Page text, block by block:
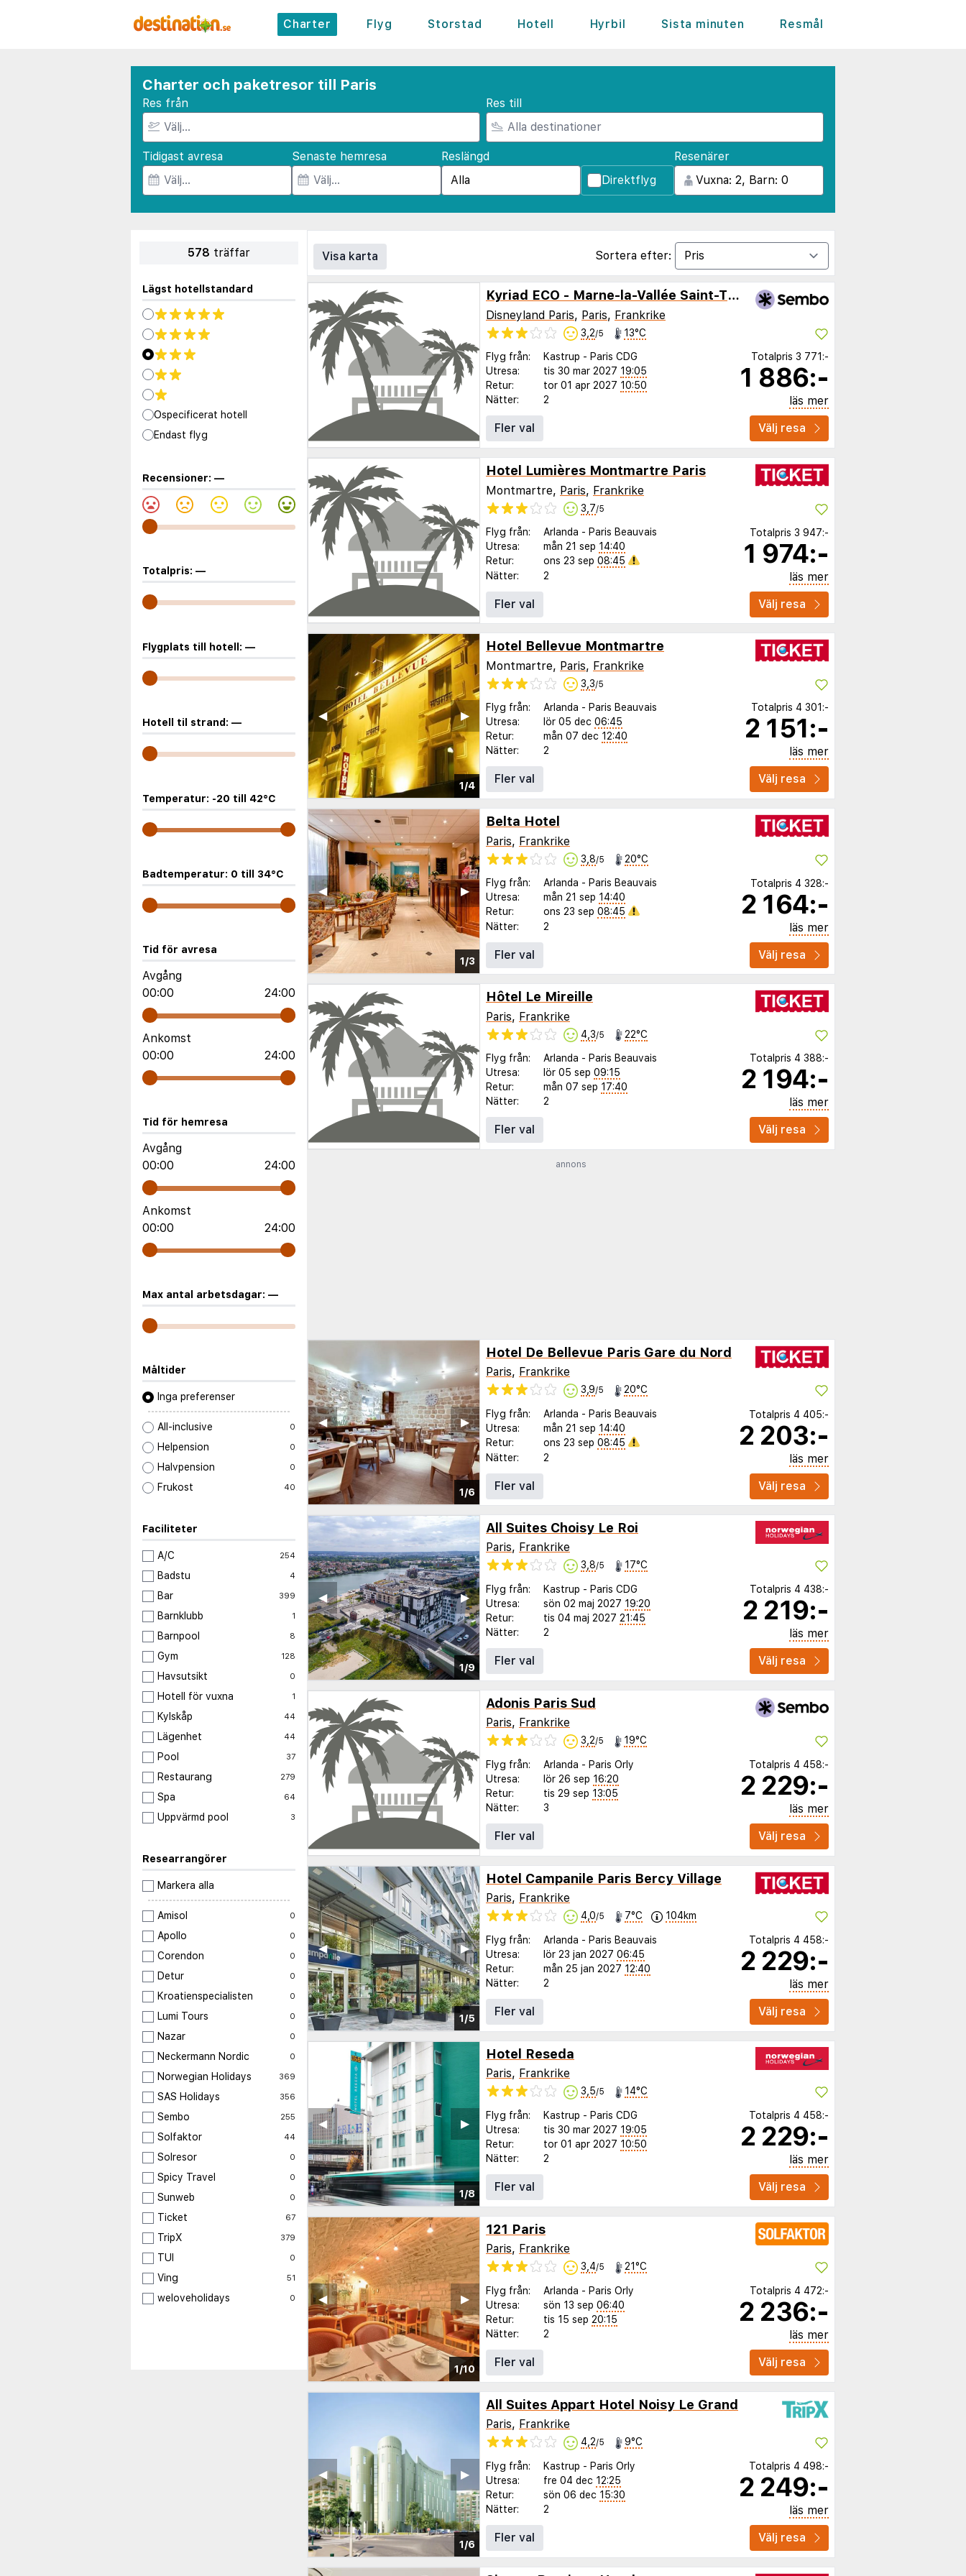
Charter Flyg Storstad Hotell Hyrbil Sista minuten Resmål
Charter och paketresor till Paris
Res från Res till
Tidigast avresa Senaste hemresa
Reslängd
Direktflyg
Resenärer
578 träffar
Lägst hotellstandard
Ospecificerat hotell
Endast flyg
Recensioner: —
Totalpris: —
Flygplats till hotell: —
Hotell til strand: —
Temperatur: -20 till 42°C
Badtemperatur: 0 till 34°C
Tid för avresa
Avgång
00:00
24:00
Ankomst
00:00
24:00
Tid för hemresa
Avgång
00:00
24:00
Ankomst
00:00
24:00
Max antal arbetsdagar: —
Måltider
Inga preferenser
All-inclusive 0
Helpension 0
Halvpension 0
Frukost 40
Faciliteter
A/C 254
Badstu 4
Bar 399
Barnklubb 1
Barnpool 8
Gym 128
Havsutsikt 0
Hotell för vuxna 1
Kylskåp 44
Lägenhet 44
Pool 37
Restaurang 279
Spa 64
Uppvärmd pool 3
Researrangörer
Markera alla
Amisol 0
Apollo 0
Corendon 0
Detur 0
Kroatienspecialisten 0
Lumi Tours 0
Nazar 0
Neckermann Nordic 0
Norwegian Holidays 369
SAS Holidays 356
Sembo 255
Solfaktor 44
Solresor 0
Spicy Travel 0
Sunweb 0
Ticket 67
TripX 379
TUI 0
Ving 51
weloveholidays 0
Visa karta Sortera efter:
Kyriad ECO - Marne-la-Vallée Saint-Thibault-des-Vignes
Disneyland Paris, Paris, Frankrike
3,2/5 13°C
Flyg från: Kastrup - Paris CDG
Utresa:
tis 30 mar 2027 19:05
Retur:
tor 01 apr 2027 10:50
Nätter:
2
Totalpris 3 771:-
1 886:-
läs mer
Fler val
Välj resa
Hotel Lumières Montmartre Paris
Montmartre, Paris, Frankrike
3,7/5
Flyg från: Arlanda - Paris Beauvais
Utresa:
mån 21 sep 14:40
Retur:
ons 23 sep 08:45
Nätter:
2
Totalpris 3 947:-
1 974:-
läs mer
Fler val
Välj resa
1/4
▶︎
◀︎
Hotel Bellevue Montmartre
Montmartre, Paris, Frankrike
3,3/5
Flyg från: Arlanda - Paris Beauvais
Utresa:
lör 05 dec 06:45
Retur:
mån 07 dec 12:40
Nätter:
2
Totalpris 4 301:-
2 151:-
läs mer
Fler val
Välj resa
1/3
▶︎
◀︎
Belta Hotel
Paris, Frankrike
3,8/5 20°C
Flyg från: Arlanda - Paris Beauvais
Utresa:
mån 21 sep 14:40
Retur:
ons 23 sep 08:45
Nätter:
2
Totalpris 4 328:-
2 164:-
läs mer
Fler val
Välj resa
Hôtel Le Mireille
Paris, Frankrike
4,3/5 22°C
Flyg från: Arlanda - Paris Beauvais
Utresa:
lör 05 sep 09:15
Retur:
mån 07 sep 17:40
Nätter:
2
Totalpris 4 388:-
2 194:-
läs mer
Fler val
Välj resa
annons
1/6
▶︎
◀︎
Hotel De Bellevue Paris Gare du Nord
Paris, Frankrike
3,9/5 20°C
Flyg från: Arlanda - Paris Beauvais
Utresa:
mån 21 sep 14:40
Retur:
ons 23 sep 08:45
Nätter:
2
Totalpris 4 405:-
2 203:-
läs mer
Fler val
Välj resa
1/9
▶︎
◀︎
All Suites Choisy Le Roi
Paris, Frankrike
3,8/5 17°C
Flyg från: Kastrup - Paris CDG
Utresa:
sön 02 maj 2027 19:20
Retur:
tis 04 maj 2027 21:45
Nätter:
2
Totalpris 4 438:-
2 219:-
läs mer
Fler val
Välj resa
Adonis Paris Sud
Paris, Frankrike
3,2/5 19°C
Flyg från: Arlanda - Paris Orly
Utresa:
lör 26 sep 16:20
Retur:
tis 29 sep 13:05
Nätter:
3
Totalpris 4 458:-
2 229:-
läs mer
Fler val
Välj resa
1/5
▶︎
◀︎
Hotel Campanile Paris Bercy Village
Paris, Frankrike
4,0/5 7°C 104km
Flyg från: Arlanda - Paris Beauvais
Utresa:
lör 23 jan 2027 06:45
Retur:
mån 25 jan 2027 12:40
Nätter:
2
Totalpris 4 458:-
2 229:-
läs mer
Fler val
Välj resa
1/8
▶︎
◀︎
Hotel Reseda
Paris, Frankrike
3,5/5 14°C
Flyg från: Kastrup - Paris CDG
Utresa:
tis 30 mar 2027 19:05
Retur:
tor 01 apr 2027 10:50
Nätter:
2
Totalpris 4 458:-
2 229:-
läs mer
Fler val
Välj resa
1/10
▶︎
◀︎
121 Paris
Paris, Frankrike
3,4/5 21°C
Flyg från: Arlanda - Paris Orly
Utresa:
sön 13 sep 06:40
Retur:
tis 15 sep 20:15
Nätter:
2
Totalpris 4 472:-
2 236:-
läs mer
Fler val
Välj resa
1/6
▶︎
◀︎
All Suites Appart Hotel Noisy Le Grand
Paris, Frankrike
4,2/5 9°C
Flyg från: Kastrup - Paris Orly
Utresa:
fre 04 dec 12:25
Retur:
sön 06 dec 15:30
Nätter:
2
Totalpris 4 498:-
2 249:-
läs mer
Fler val
Välj resa